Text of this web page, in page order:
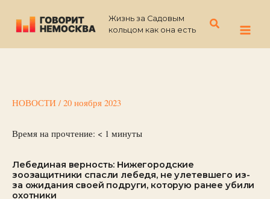
содержимому
Жизнь за Садовым
кольцом как она есть
Поиск
НОВОСТИ / 20 ноября 2023
Время на прочтение: < 1 минуты
Лебединая верность: Нижегородские
зоозащитники спасли лебедя, не улетевшего из-
за ожидания своей подруги, которую ранее убили
охотники